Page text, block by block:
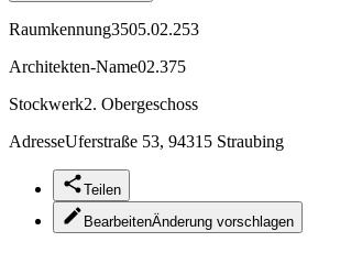
Raumkennung3505.02.253
Architekten-Name02.375
Stockwerk2. Obergeschoss
AdresseUferstraße 53, 94315 Straubing
Teilen
BearbeitenÄnderung vorschlagen